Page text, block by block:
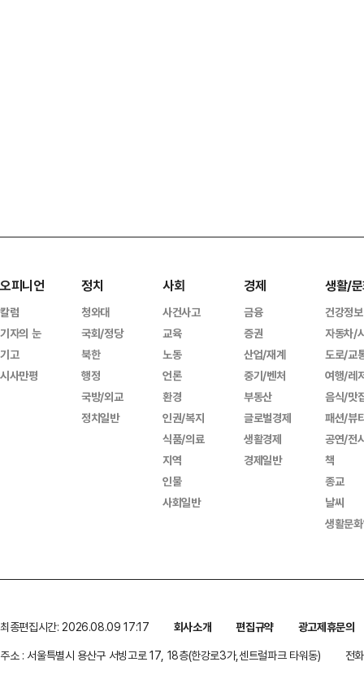
오피니언
칼럼
기자의 눈
기고
시사만평
정치
청와대
국회/정당
북한
행정
국방/외교
정치일반
사회
사건사고
교육
노동
언론
환경
인권/복지
식품/의료
지역
인물
사회일반
경제
금융
증권
산업/재계
중기/벤처
부동산
글로벌경제
생활경제
경제일반
생활/
건강정보
자동차/
도로/교
여행/레
음식/맛
패션/뷰
공연/전
책
종교
날씨
생활문
최종편집시간: 2026.08.09 17:17 회사소개 편집규약
광고제휴문의
주소 : 서울특별시 용산구 서빙고로 17, 18층(한강로3가,센트럴파크 타워동)
전